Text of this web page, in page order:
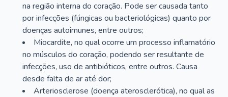
na região interna do coração. Pode ser causada tanto
por infecções (fúngicas ou bacteriológicas) quanto por
doenças autoimunes, entre outros;
Miocardite, no qual ocorre um processo inflamatório
no músculos do coração, podendo ser resultante de
infecções, uso de antibióticos, entre outros. Causa
desde falta de ar até dor;
Arteriosclerose (doença aterosclerótica), no qual as